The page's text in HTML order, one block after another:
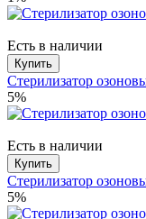
Есть в наличии
Купить
Стерилизатор
5%
Есть в наличии
Купить
Стерилизатор
5%